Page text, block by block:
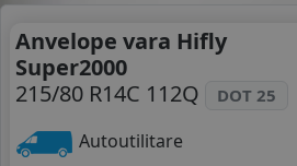
Anvelope vara Hifly
Super2000
215/80 R14C 112Q
DOT 25
Autoutilitare